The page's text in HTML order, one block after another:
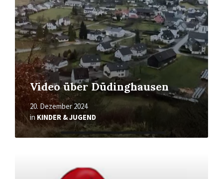
Video über Düdinghausen
20. Dezember 2024
in KINDER & JUGEND